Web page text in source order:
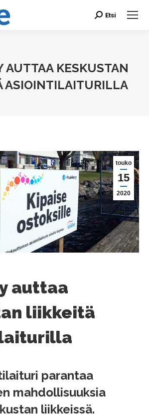
Search:
Etsi
AUTTAA KESKUSTAN
ASIOINTILAITURILLA
touko
15
2020
auttaa
liikkeitä
parantaa
mahdollisuuksia
liikkeissä.